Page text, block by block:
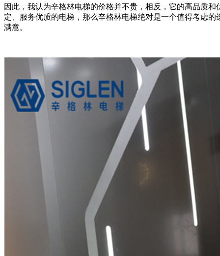
因此，我认为辛格林电梯的价格并不贵，相反，它的高品质
定、服务优质的电梯，那么辛格林电梯绝对是一个值得考虑
满意。